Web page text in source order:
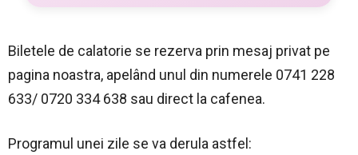
Biletele de calatorie se rezerva prin mesaj privat pe
pagina noastra, apelând unul din numerele 0741 228
633/ 0720 334 638 sau direct la cafenea.
Programul unei zile se va derula astfel: